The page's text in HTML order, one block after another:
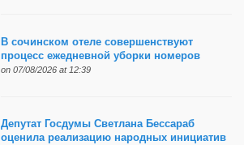
В сочинском отеле совершенствуют
процесс ежедневной уборки номеров
on 07/08/2026 at 12:39
Депутат Госдумы Светлана Бессараб
оценила реализацию народных инициатив